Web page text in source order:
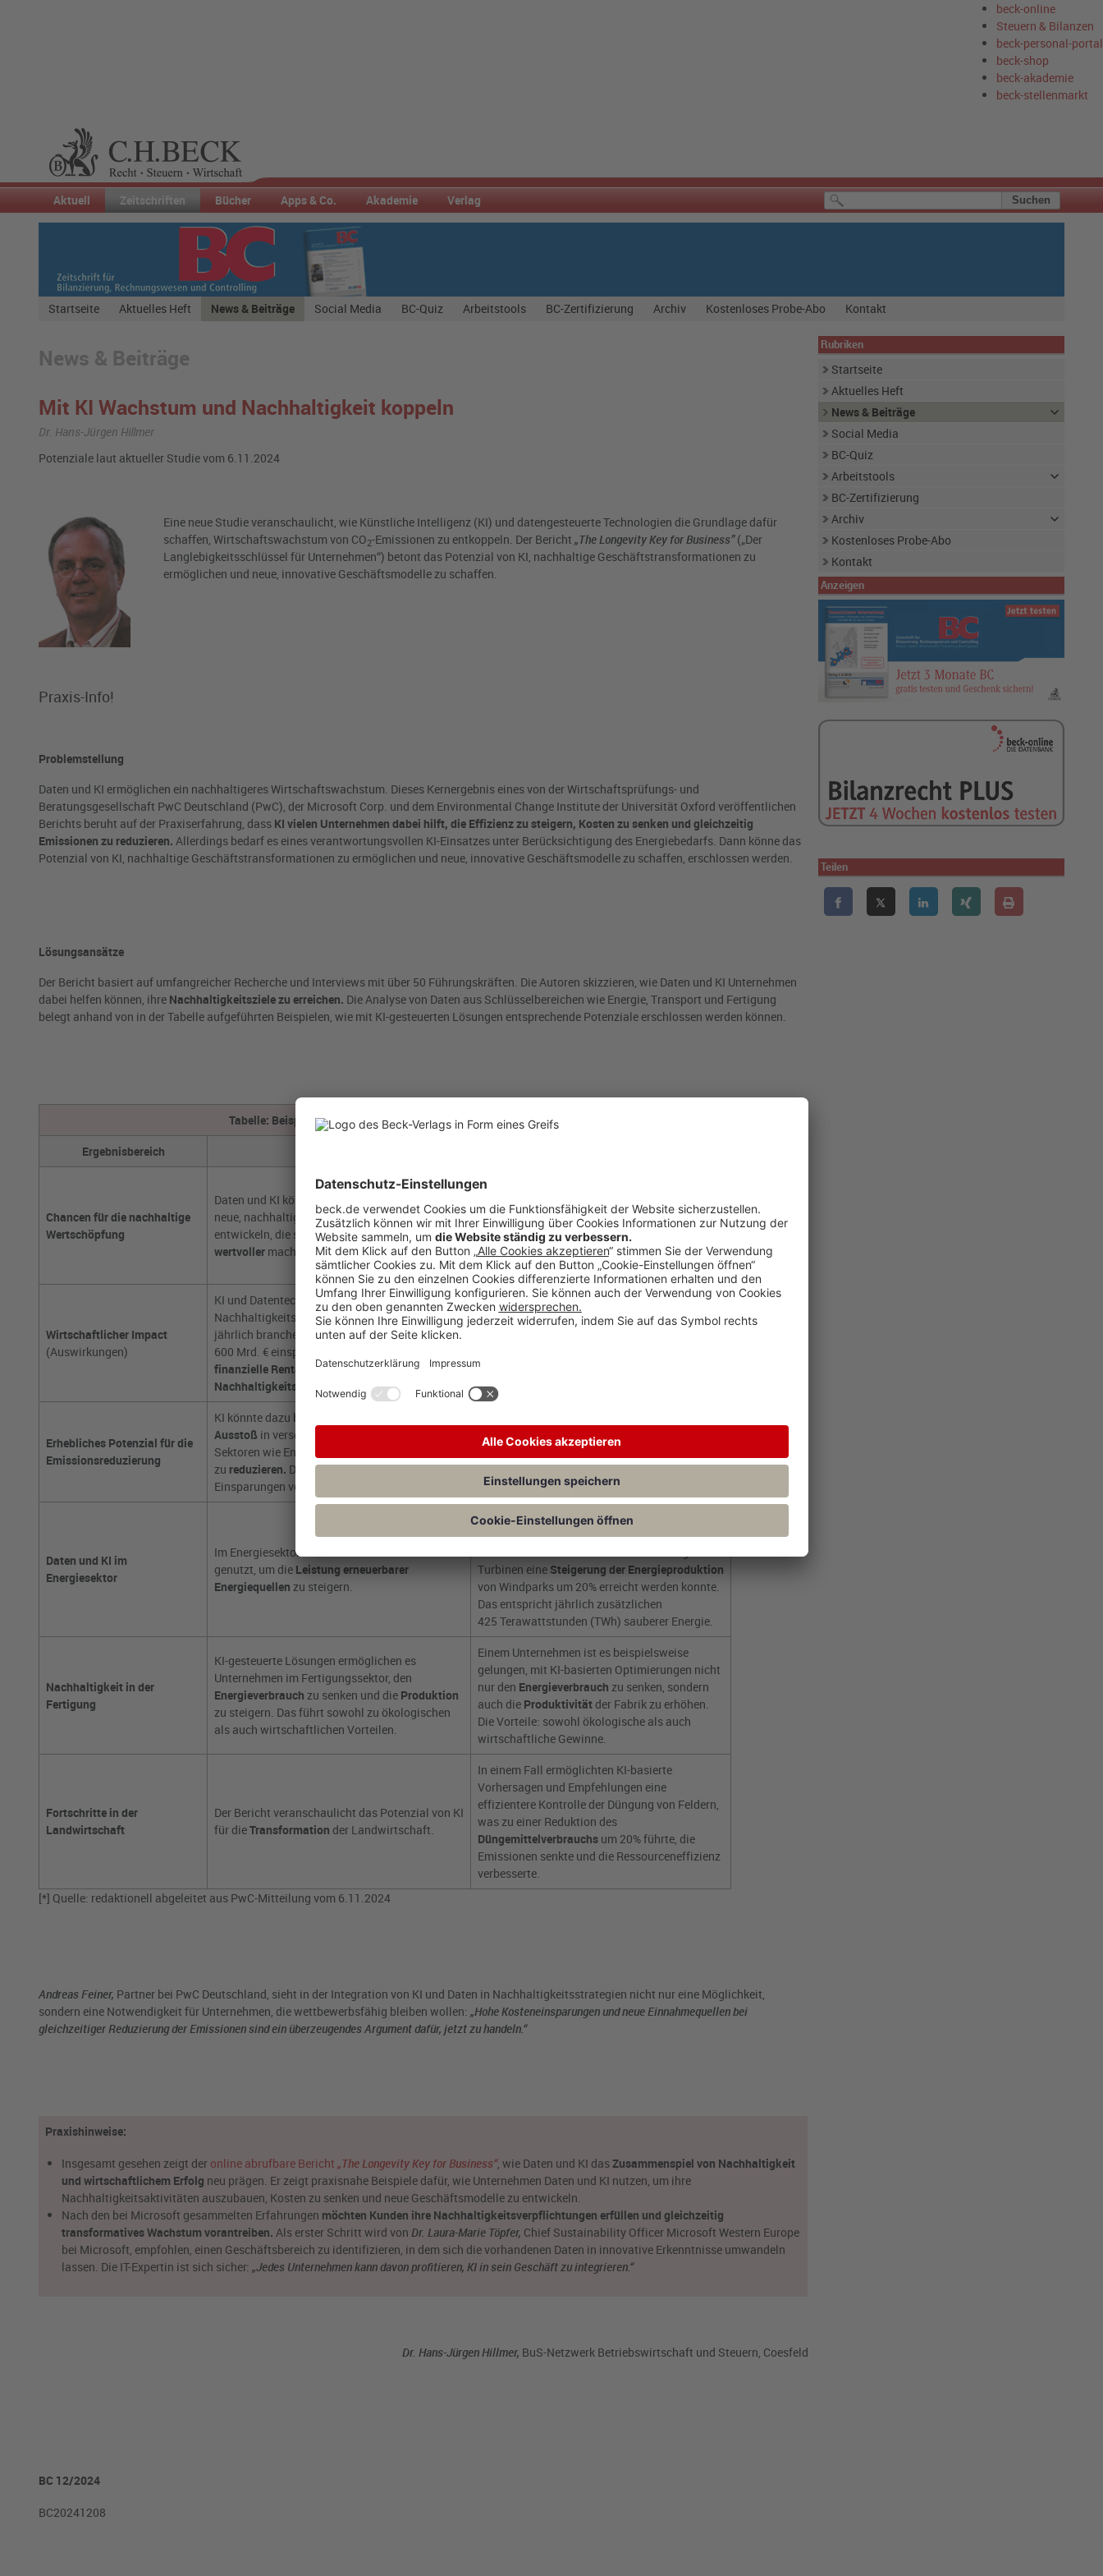
beck-online
Steuern & Bilanzen
beck-personal-portal
beck-shop
beck-akademie
beck-stellenmarkt
Aktuell Zeitschriften Bücher Apps & Co. Akademie Verlag
Startseite Aktuelles Heft News & Beiträge Social Media BC-Quiz Arbeitstools BC-Zertifizierung Archiv Kostenloses Probe-Abo Kontakt
News & Beiträge
Mit KI Wachstum und Nachhaltigkeit koppeln
Dr. Hans-Jürgen Hillmer
Potenziale laut aktueller Studie vom 6.11.2024
Eine neue Studie veranschaulicht, wie Künstliche Intelligenz (KI) und datengesteuerte Technologien die Grundlage dafür
schaffen, Wirtschaftswachstum von CO2-Emissionen zu entkoppeln. Der Bericht „The Longevity Key for Business”(„Der
Langlebigkeitsschlüssel für Unternehmen“) betont das Potenzial von KI, nachhaltige Geschäftstransformationen zu
ermöglichen und neue, innovative Geschäftsmodelle zu schaffen.
Praxis-Info!
Problemstellung
Daten und KI ermöglichen ein nachhaltigeres Wirtschaftswachstum. Dieses Kernergebnis eines von der Wirtschaftsprüfungs- und
Beratungsgesellschaft PwC Deutschland (PwC), der Microsoft Corp. und dem Environmental Change Institute der Universität Oxford veröffentlichen
Berichts beruht auf der Praxiserfahrung, dass KI vielen Unternehmen dabei hilft, die Effizienz zu steigern, Kosten zu senken und gleichzeitig
Emissionen zu reduzieren. Allerdings bedarf es eines verantwortungsvollen KI-Einsatzes unter Berücksichtigung des Energiebedarfs. Dann könne das
Potenzial von KI, nachhaltige Geschäftstransformationen zu ermöglichen und neue, innovative Geschäftsmodelle zu schaffen, erschlossen werden.
Lösungsansätze
Der Bericht basiert auf umfangreicher Recherche und Interviews mit über 50 Führungskräften. Die Autoren skizzieren, wie Daten und KI Unternehmen
dabei helfen können, ihre Nachhaltigkeitsziele zu erreichen. Die Analyse von Daten aus Schlüsselbereichen wie Energie, Transport und Fertigung
belegt anhand von in der Tabelle aufgeführten Beispielen, wie mit KI-gesteuerten Lösungen entsprechende Potenziale erschlossen werden können.
Tabelle: Beispiel zur Erreichung von Nachhaltigkeitszielen [*]
Ergebnisbereich
Chancen für die nachhaltige
Wertschöpfung
Daten und KI können Unternehmen dabei helfen,
neue, nachhaltige Geschäftsmodelle zu
entwickeln, die sie
langfristig effizienter und
wertvoller machen.
Ein Beispiel dafür ist ein Unternehmen, das
einsetzt, um denEnergieertragzumaximieren.
Dies gelingt u.a., indem Windbedingungen
analysiert und die Energieproduktion gesteigert
werden.
Wirtschaftlicher Impact
(Auswirkungen)
KI und Datentechnologien zur Nutzung von
Nachhaltigkeitsdaten einzuführen könnte
jährlich branchenübergreifend Kosten von bis zu
600 Mrd. € einsparen. Das verdeutlicht die
finanzielle Rentabilität von
Nachhaltigkeitsinitiativen.
Ein Hersteller von rostfreiem Stahl hat
beispielsweise mithilfe von KI den
reduziert. Die Folge: Weniger Umweltbelastung
Erhebliches Potenzial für die
Emissionsreduzierung
KI könnte dazu beitragen, den globalen
Ausstoß in verschiedenen emissionsintensiven
Sektoren wie Energie, Transport und Fertigung
zu reduzieren. Das Potenzial liegt bei jährlichen
Einsparungen von bis zu 2 Gigatonnen.
Als Beispiel dafür dient ein Batteriehersteller,
der mithilfe von KI-Tools den
reduziert undProduktionsprozesseoptimiert
hat, was zu geringeren Emissionen beiträgt.
Daten und KI im
Energiesektor
Im Energiesektor werden Daten und KI bereits
genutzt, um die Leistung erneuerbarer
Energiequellen zu steigern.
Eine kürzlich durchgeführte Fallstudie zeigte,
dass durch den Einsatz von KI bei der Analyse
Turbinen eine Steigerung der Energieproduktion
von Windparks um 20% erreicht werden konnte.
Das entspricht jährlich zusätzlichen
425 Terawattstunden (TWh) sauberer Energie.
Nachhaltigkeit in der
Fertigung
KI-gesteuerte Lösungen ermöglichen es
Unternehmen im Fertigungssektor, den
Energieverbrauch zu senken und die Produktion
zu steigern. Das führt sowohl zu ökologischen
als auch wirtschaftlichen Vorteilen.
Einem Unternehmen ist es beispielsweise
gelungen, mit KI-basierten Optimierungen nicht
nur den Energieverbrauch zu senken, sondern
auch die Produktivität der Fabrik zu erhöhen.
Die Vorteile: sowohl ökologische als auch
wirtschaftliche Gewinne.
Fortschritte in der
Landwirtschaft
Der Bericht veranschaulicht das Potenzial von KI
für dieTransformation der Landwirtschaft.
In einem Fall ermöglichten KI-basierte
Vorhersagen und Empfehlungen eine
effizientere Kontrolle der Düngung von Feldern,
was zu einer Reduktion des
Düngemittelverbrauchs um 20% führte, die
Emissionen senkte und die Ressourceneffizienz
verbesserte.
[*] Quelle: redaktionell abgeleitet aus PwC-Mitteilung vom 6.11.2024
Andreas Feiner, Partner bei PwC Deutschland, sieht in der Integration von KI und Daten in Nachhaltigkeitsstrategien nicht nur eine Möglichkeit,
sondern eine Notwendigkeit für Unternehmen, die wettbewerbsfähig bleiben wollen: „Hohe Kosteneinsparungen und neue Einnahmequellen bei
gleichzeitiger Reduzierung der Emissionen sind ein überzeugendes Argument dafür, jetzt zu handeln.“
Praxishinweise:
Insgesamt gesehen zeigt der online abrufbare Bericht „The Longevity Key for Business“, wie Daten und KI dasZusammenspiel von Nachhaltigkeit
und wirtschaftlichem Erfolg neu prägen. Er zeigt praxisnahe Beispiele dafür, wie Unternehmen Daten und KI nutzen, um ihre
Nachhaltigkeitsaktivitäten auszubauen, Kosten zu senken und neue Geschäftsmodelle zu entwickeln.
Nach den bei Microsoft gesammelten Erfahrungen möchten Kunden ihre Nachhaltigkeitsverpflichtungen erfüllen und gleichzeitig
transformatives Wachstum vorantreiben. Als erster Schritt wird von Dr. Laura-Marie Töpfer, Chief Sustainability Officer Microsoft Western Europe
bei Microsoft, empfohlen, einen Geschäftsbereich zu identifizieren, in dem sich die vorhandenen Daten in innovative Erkenntnisse umwandeln
lassen. Die IT-Expertin ist sich sicher: „Jedes Unternehmen kann davon profitieren, KI in sein Geschäft zu integrieren.“
Dr. Hans-Jürgen Hillmer, BuS-Netzwerk Betriebswirtschaft und Steuern, Coesfeld
BC 12/2024
BC20241208
Rubriken
Startseite
Aktuelles Heft
News & Beiträge
Social Media
BC-Quiz
Arbeitstools
BC-Zertifizierung
Archiv
Kostenloses Probe-Abo
Kontakt
Anzeigen
Teilen